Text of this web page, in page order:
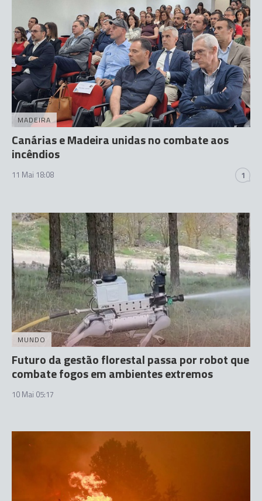
MADEIRA
Canárias e Madeira unidas no combate aos
incêndios
11 Mai 18:08 1
MUNDO
Futuro da gestão florestal passa por robot que
combate fogos em ambientes extremos
10 Mai 05:17